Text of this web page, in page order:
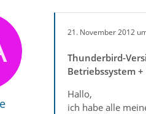
21. November 2012
Thunderbird-
Betriebssystem +
Hallo,
ich habe alle